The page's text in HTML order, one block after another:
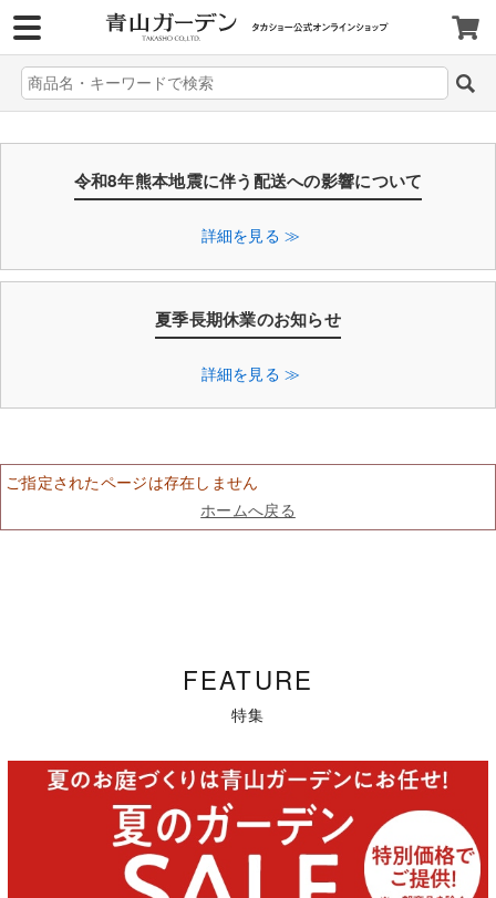
令和8年熊本地震に伴う配送への影響について
詳細を見る ≫
夏季長期休業のお知らせ
詳細を見る ≫
ご指定されたページは存在しません
ホームへ戻る
FEATURE
特集